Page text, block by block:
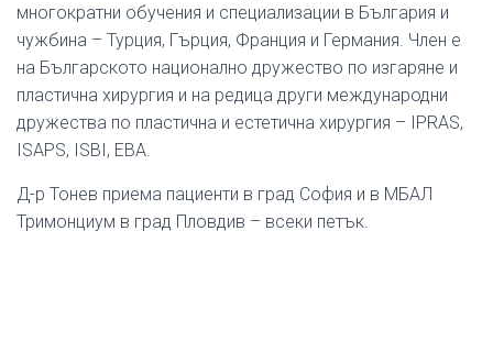
многократни обучения и специализации в България и
чужбина – Турция, Гърция, Франция и Германия. Член е
на Българското национално дружество по изгаряне и
пластична хирургия и на редица други международни
дружества по пластична и естетична хирургия – IPRAS,
ISAPS, ISBI, EBA.
Д-р Тонев приема пациенти в град София и в МБАЛ
Тримонциум в град Пловдив – всеки петък.